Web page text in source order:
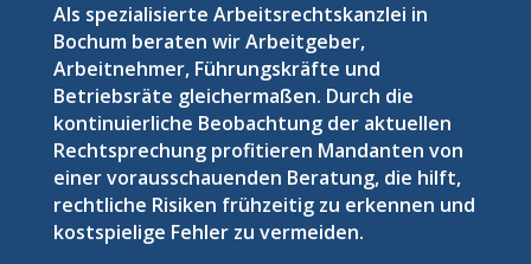
Als spezialisierte Arbeitsrechtskanzlei in
Bochum beraten wir Arbeitgeber,
Arbeitnehmer, Führungskräfte und
Betriebsräte gleichermaßen. Durch die
kontinuierliche Beobachtung der aktuellen
Rechtsprechung profitieren Mandanten von
einer vorausschauenden Beratung, die hilft,
rechtliche Risiken frühzeitig zu erkennen und
kostspielige Fehler zu vermeiden.